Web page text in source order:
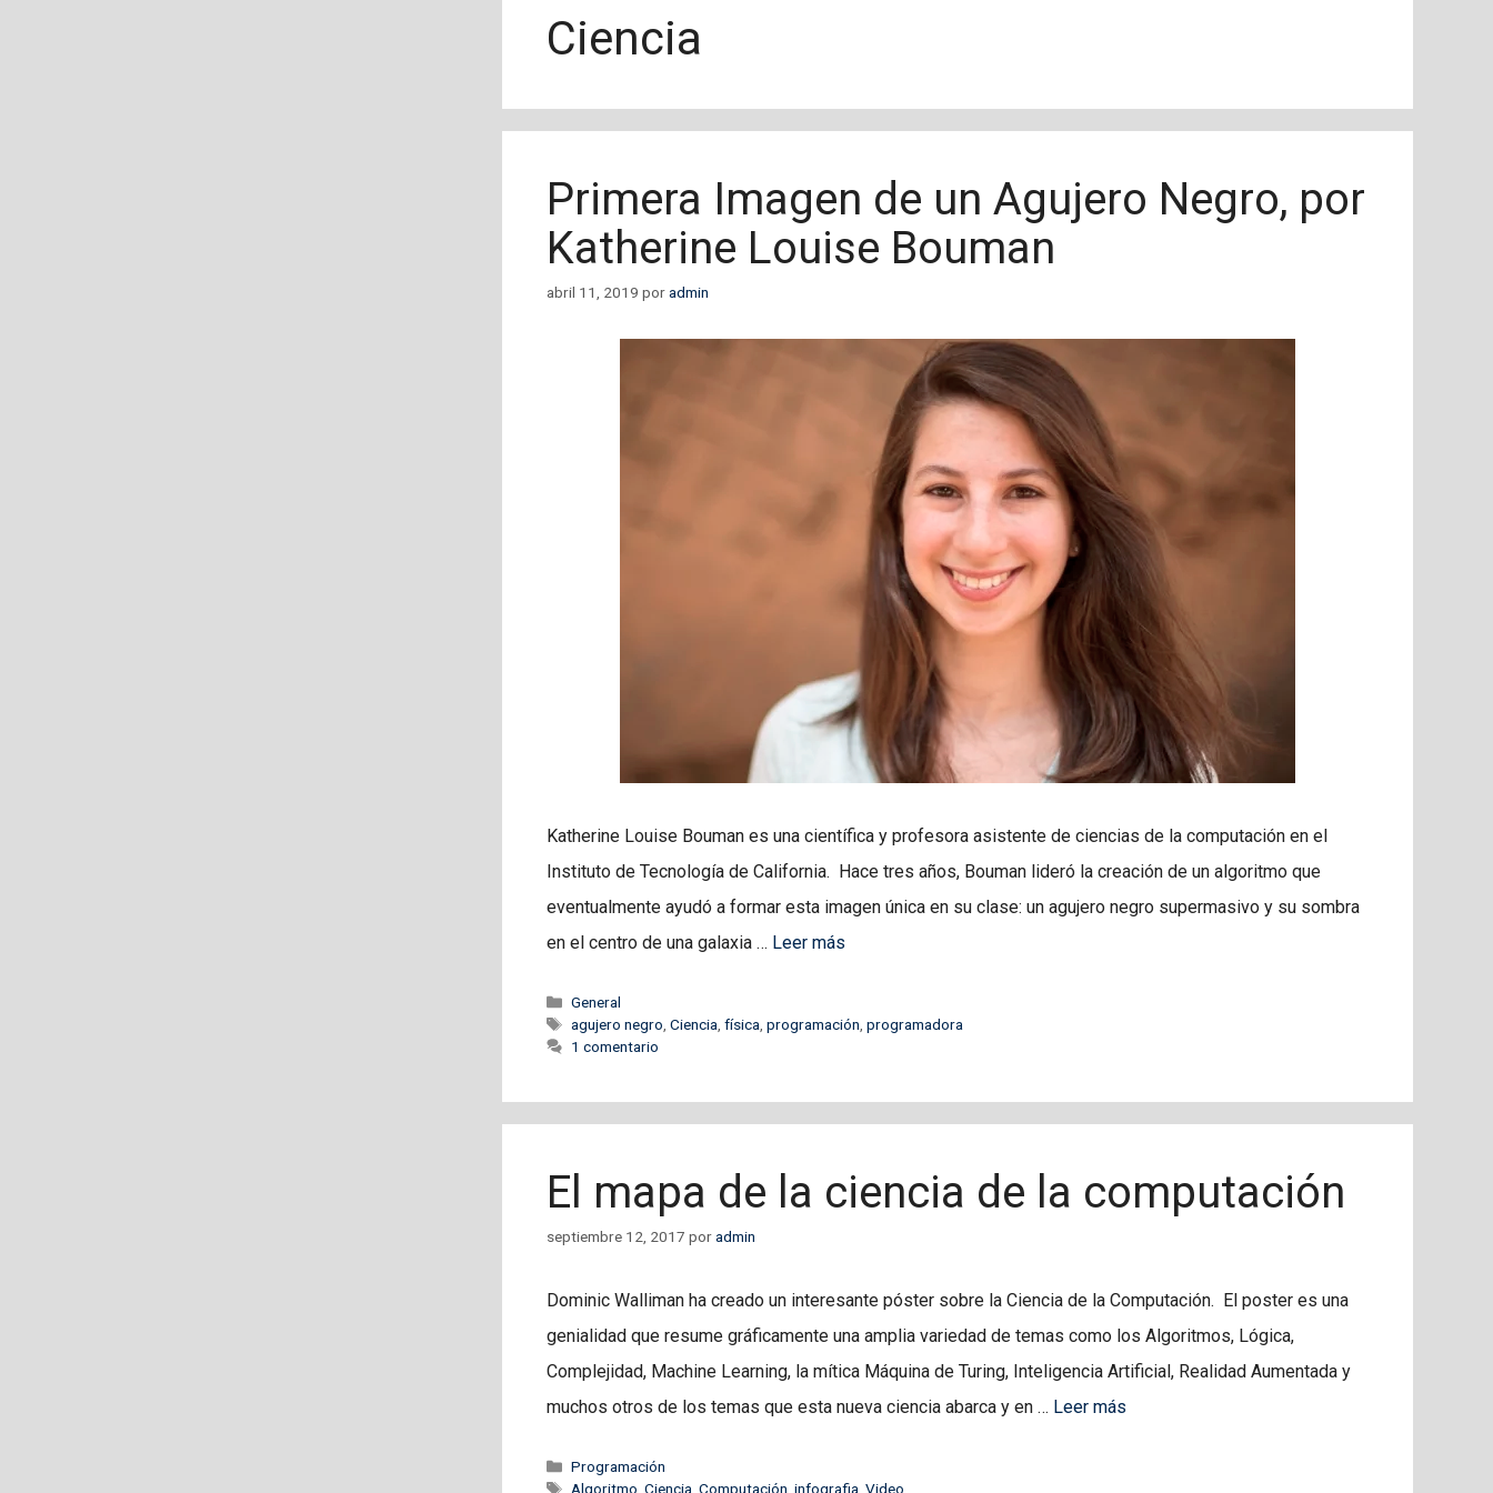
Ciencia
Primera Imagen de un Agujero Negro, por
Katherine Louise Bouman
abril 11, 2019 poradmin
Katherine Louise Bouman es una científica y profesora asistente de ciencias de la computación en el
Instituto de Tecnología de California. Hace tres años, Bouman lideró la creación de un algoritmo que
eventualmente ayudó a formar esta imagen única en su clase: un agujero negro supermasivo y su sombra
en el centro de una galaxia … Leer más
Categorías
General
Etiquetas
agujero negro Ciencia física programación programadora
1 comentario
El mapa de la ciencia de la computación
septiembre 12, 2017 poradmin
Dominic Walliman ha creado un interesante póster sobre la Ciencia de la Computación. El poster es una
genialidad que resume gráficamente una amplia variedad de temas como los Algoritmos, Lógica,
Complejidad, Machine Learning, la mítica Máquina de Turing, Inteligencia Artificial, Realidad Aumentada y
muchos otros de los temas que esta nueva ciencia abarca y en … Leer más
Categorías
Programación
Etiquetas
Algoritmo Ciencia Computación infografia Video